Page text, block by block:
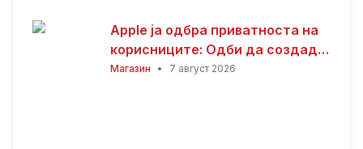
Apple ја одбра приватноста на
корисниците: Одби да создаде
пристап за полицијата до iCloud
Магазин • 7 август 2026